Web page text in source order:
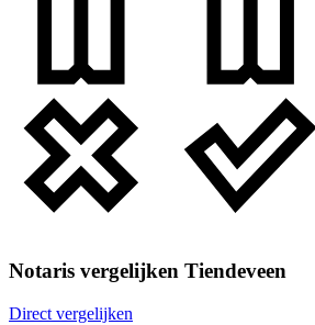
Notaris vergelijken Tiendeveen
Direct vergelijken